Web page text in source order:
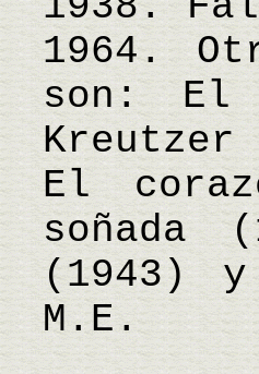
1964.
son: El
Kreutzer
El
soñada
(1943)
M.E.